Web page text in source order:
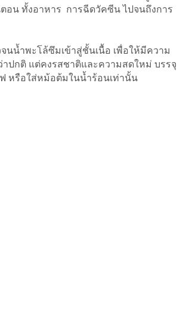
อน ทั้งอาหาร การฉีดวัคซีน ไปจนถึงการ
นน้ำพะโล้ซึมเข้าสู่ชั้นเนื้อ เพื่อให้มีความ
าปกติ แต่คงรสชาติและความสดใหม่ บรรจุ
หรือใส่หม้อต้มในน้ำร้อนเท่านั้น